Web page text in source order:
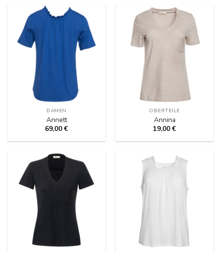
DAMEN
Annett
69,00€
OBERTEILE
Annina
19,00€